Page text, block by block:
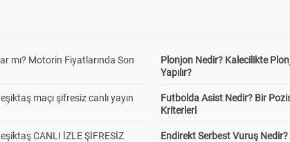
mı? Motorin Fiyatlarında Son
maçı şifresiz canlı yayın
CANLI İZLE ŞİFRESİZ
Plonjon Nedir? Kalecilikte
Yapılır?
Futbolda Asist Nedir? Bir
Kriterleri
Endirekt Serbest Vuruş